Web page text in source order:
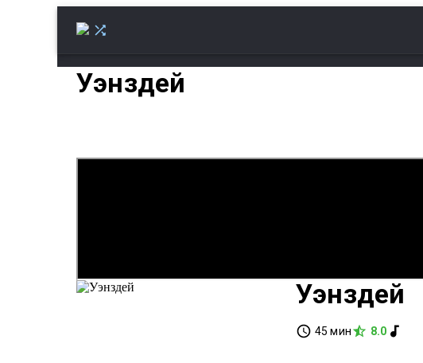
Уэнздей
Уэнздей
45 мин
8.0